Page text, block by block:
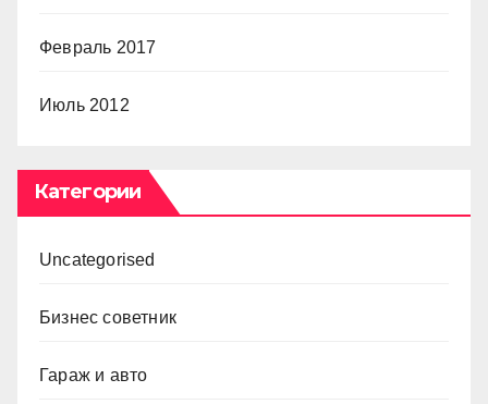
Февраль 2017
Июль 2012
Категории
Uncategorised
Бизнес советник
Гараж и авто